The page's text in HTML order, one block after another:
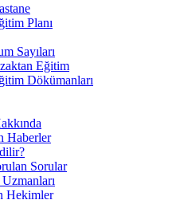
Planı
Sayıları
Eğitim
Dökümanları
Haberler
Sorular
Hekimler